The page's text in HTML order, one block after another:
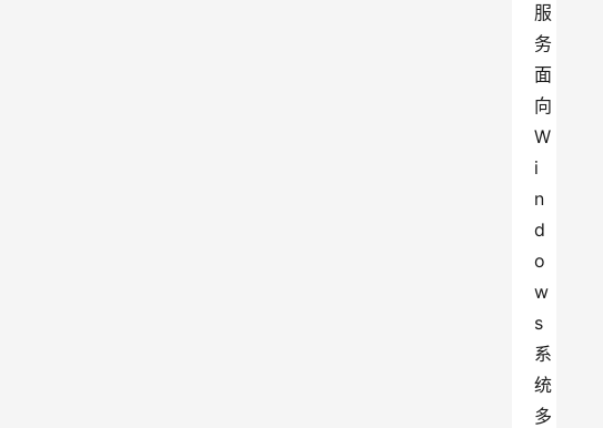
服
务
面
向
W
i
n
d
o
w
s
系
统
多